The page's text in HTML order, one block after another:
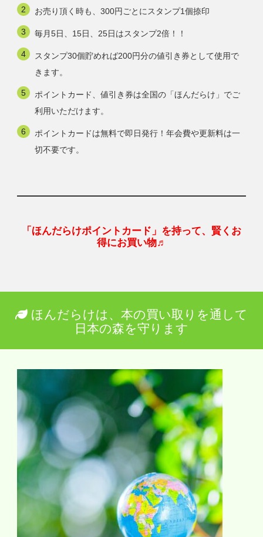
お売り頂く時も、300円ごとにスタンプ1個捺印
毎月5日、15日、25日はスタンプ2倍！！
スタンプ30個貯めれば200円分の値引き券として使用で
きます。
ポイントカード、値引き券は全国の「ほんだらけ」でご
利用いただけます。
ポイントカードは無料で即日発行！年会費や更新料は一
切不要です。
「ほんだらけポイントカード」を持って、賢くお
得にお買い物♬
ほんだらけは、本の買い取りを通して
日本の森を守ります